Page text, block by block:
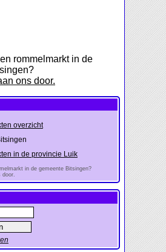
rommelmarkt in de
ons door.
overzicht
in de provincie Luik
in de gemeente Bitsingen?
door.